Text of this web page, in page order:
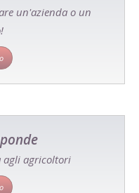
un'azienda o un
agli agricoltori